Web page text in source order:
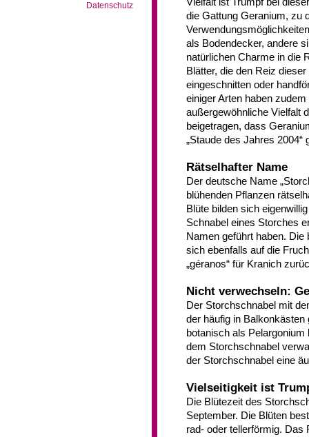
Datenschutz
die Gattung Geranium, zu
als Bodendecker, andere
natürlichen Charme in die
Blätter, die den Reiz
eingeschnitten oder
einiger Arten haben
außergewöhnliche Vielfalt
beigetragen, dass
„Staude des Jahres 2004“
Rätselhafter Name
Der deutsche Name
blühenden Pflanzen
Blüte bilden sich
Schnabel eines Storches
Namen geführt haben. Die
sich ebenfalls auf die
„géranos“ für Kranich
Nicht verwechseln:
Der Storchschnabel mit
der häufig in
botanisch als
dem Storchschnabel
der Storchschnabel eine
Vielseitigkeit ist
Die Blütezeit des
September. Die Blüten
rad- oder tellerförmig.